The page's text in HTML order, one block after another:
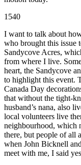
1540
I want to talk about
who brought this issue
Sandycove Acres,
from where I live.
heart, the Sandycove
to highlight this event.
Canada Day
that without the tight-
husband’s nana, also
local volunteers live
neighbourhood, which
there, but people of all
when John Bicknell
meet with me, I said